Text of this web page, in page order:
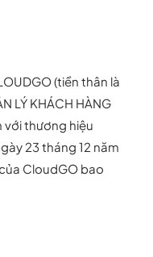
(tiền thân là
LÝ KHÁCH HÀNG
với thương hiệu
23 tháng 12 năm
CloudGO bao